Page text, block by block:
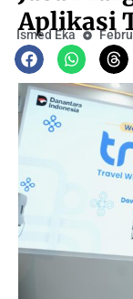
Aplikasi
Ismed Eka